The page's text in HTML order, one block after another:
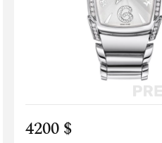
4200 $